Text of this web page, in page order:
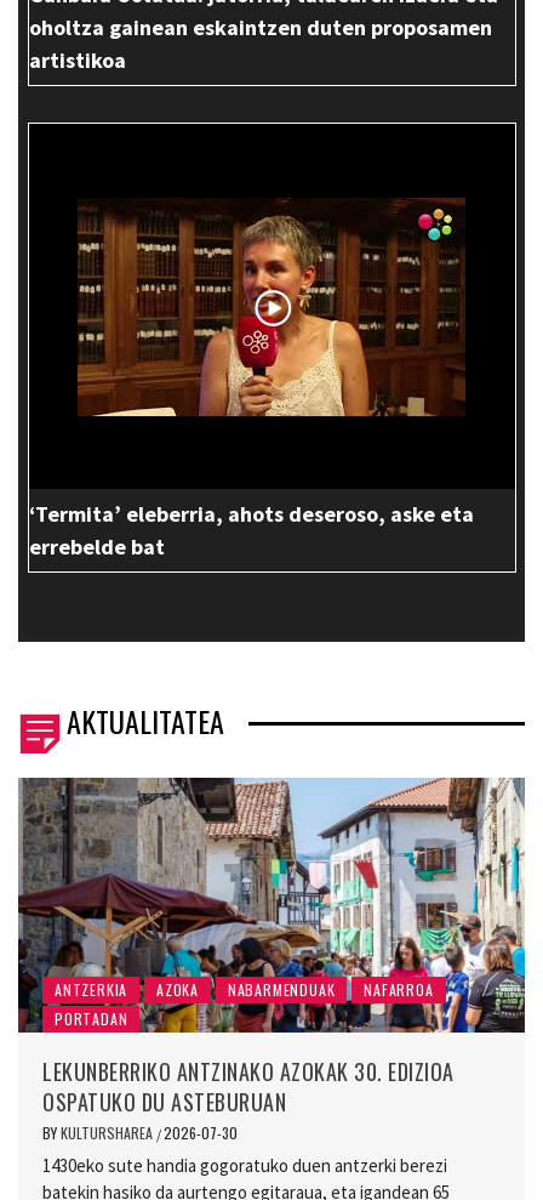
oholtza gainean eskaintzen duten proposamen
artistikoa
‘Termita’ eleberria, ahots deseroso, aske eta
errebelde bat
AKTUALITATEA
ANTZERKIA AZOKA NABARMENDUAK
NAFARROA
PORTADAN
LEKUNBERRIKO ANTZINAKO AZOKAK 30. EDIZIOA
OSPATUKO DU ASTEBURUAN
BYKULTURSHAREA /2026-07-30
1430eko sute handia gogoratuko duen antzerki berezi
batekin hasiko da aurtengo egitaraua, eta igandean 65